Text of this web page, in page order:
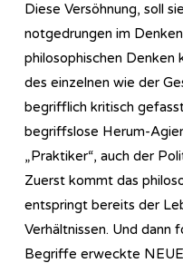
Diese Versöhnung, soll
notgedrungen im
philosophischen Denken
des einzelnen wie der
begrifflich kritisch
begriffslose Herum-
„Praktiker“, auch der
Zuerst kommt das
entspringt bereits der
Verhältnissen. Und dann
Begriffe erweckte